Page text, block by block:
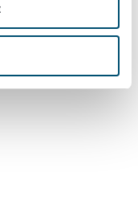
tehdä. Näitäkin
Tämä siis
päällä enää
harvemmille